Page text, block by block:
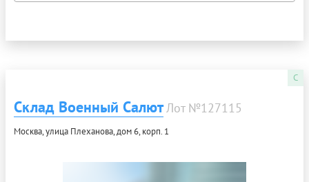
C
Склад Военный СалютЛот №127115
Москва, улица Плеханова, дом 6, корп. 1